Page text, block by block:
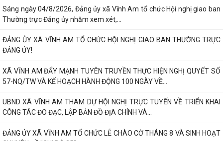
Thường trực Đảng ủy nhằm xem xét,...
ĐẢNG ỦY XÃ VĨNH AM TỔ CHỨC HỘI NGHỊ GIAO BAN THƯỜNG TRỰC
ĐẢNG ỦY!
XÃ VĨNH AM ĐẨY MẠNH TUYÊN TRUYỀN THỰC HIỆN NGHỊ QUYẾT SỐ
57-NQ/TW VÀ KẾ HOẠCH HÀNH ĐỘNG 100 NGÀY VỀ...
UBND XÃ VĨNH AM THAM DỰ HỘI NGHỊ TRỰC TUYẾN VỀ TRIỂN KHAI
CÔNG TÁC ĐO ĐẠC, LẬP BẢN ĐỒ ĐỊA CHÍNH VÀ...
ĐẢNG ỦY XÃ VĨNH AM TỔ CHỨC LỄ CHÀO CỜ THÁNG 8 VÀ SINH HOẠT
CHUYÊN ĐỀ "CHI BỘ 35"